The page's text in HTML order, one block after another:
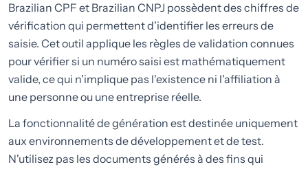
Brazilian CPF et Brazilian CNPJ possèdent des chiffres de
vérification qui permettent d'identifier les erreurs de
saisie. Cet outil applique les règles de validation connues
pour vérifier si un numéro saisi est mathématiquement
valide, ce qui n'implique pas l'existence ni l'affiliation à
une personne ou une entreprise réelle.
La fonctionnalité de génération est destinée uniquement
aux environnements de développement et de test.
N'utilisez pas les documents générés à des fins qui